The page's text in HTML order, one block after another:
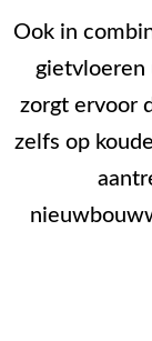
Ook in
gietvloeren
zorgt ervoor
zelfs op